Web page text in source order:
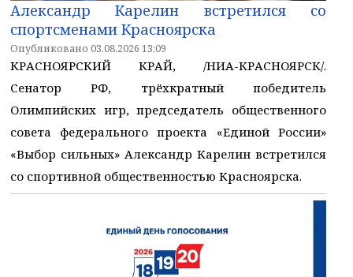
Александр Карелин встретился со
спортсменами Красноярска
Опубликовано 03.08.2026 13:09
КРАСНОЯРСКИЙ КРАЙ, /НИА-КРАСНОЯРСК/.
Сенатор РФ, трёхкратный победитель
Олимпийских игр, председатель общественного
совета федерального проекта «Единой России»
«Выбор сильных» Александр Карелин встретился
со спортивной общественностью Красноярска.